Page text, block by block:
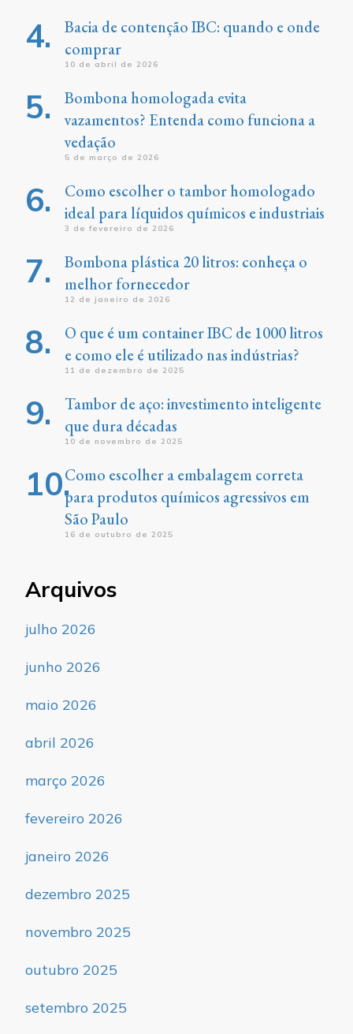
Bacia de contenção IBC: quando e onde
comprar
10 de abril de 2026
Bombona homologada evita
vazamentos? Entenda como funciona a
vedação
5 de março de 2026
Como escolher o tambor homologado
ideal para líquidos químicos e industriais
3 de fevereiro de 2026
Bombona plástica 20 litros: conheça o
melhor fornecedor
12 de janeiro de 2026
O que é um container IBC de 1000 litros
e como ele é utilizado nas indústrias?
11 de dezembro de 2025
Tambor de aço: investimento inteligente
que dura décadas
10 de novembro de 2025
Como escolher a embalagem correta
para produtos químicos agressivos em
São Paulo
16 de outubro de 2025
Arquivos
julho 2026
junho 2026
maio 2026
abril 2026
março 2026
fevereiro 2026
janeiro 2026
dezembro 2025
novembro 2025
outubro 2025
setembro 2025